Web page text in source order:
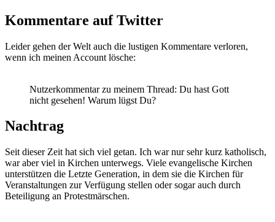
Kommentare auf Twitter
Leider gehen der Welt auch die lustigen Kommentare verloren,
wenn ich meinen Account lösche:
Nutzerkommentar zu meinem Thread: Du hast Gott
nicht gesehen! Warum lügst Du?
Nachtrag
Seit dieser Zeit hat sich viel getan. Ich war nur sehr kurz katholisch,
war aber viel in Kirchen unterwegs. Viele evangelische Kirchen
unterstützen die Letzte Generation, in dem sie die Kirchen für
Veranstaltungen zur Verfügung stellen oder sogar auch durch
Beteiligung an Protestmärschen.